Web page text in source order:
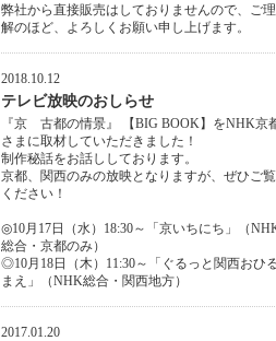
弊社から直接販売はしておりませんので、ご理
解のほど、よろしくお願い申し上げます。
2018.10.12
テレビ放映のおしらせ
『京 古都の情景』 【BIG BOOK】をNHK京
さまに取材していただきました！
制作秘話をお話ししております。
京都、関西のみの放映となりますが、ぜひご覧
ください！
◎10月17日（水）18:30～「京いちにち」（
総合・京都のみ）
◎10月18日（木）11:30～「ぐるっと関西おひ
まえ」（NHK総合・関西地方）
2017.01.20